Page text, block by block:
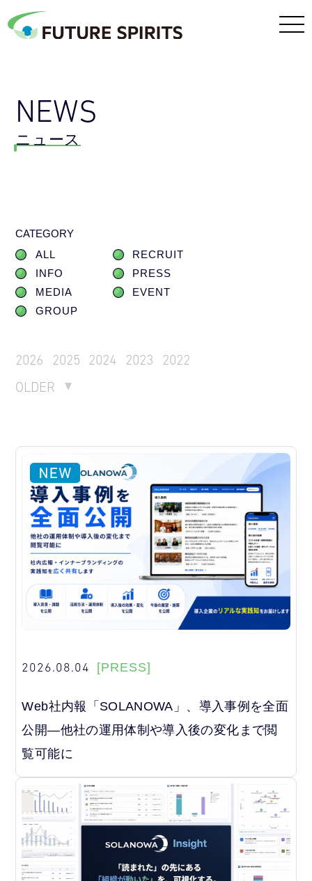
NEWS
ニュース
CATEGORY
ALL
RECRUIT
INFO
PRESS
MEDIA
EVENT
GROUP
2026 2025 2024 2023
2022
OLDER
2026.08.04 [PRESS]
Web社内報「SOLANOWA」、導入事例を全面
公開―他社の運用体制や導入後の変化まで閲
覧可能に